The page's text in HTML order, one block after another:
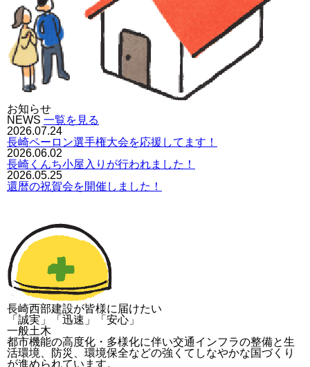
お知らせ
NEWS 一覧を見る
2026.07.24
長崎ペーロン選手権大会を応援してます！
2026.06.02
長崎くんち小屋入りが行われました！
2026.05.25
還暦の祝賀会を開催しました！
長崎西部建設が皆様に届けたい
「誠実」「迅速」「安心」
一般土木
都市機能の高度化・多様化に伴い交通インフラの整備と生
活環境、防災、環境保全などの強くてしなやかな国づくり
が進められています。